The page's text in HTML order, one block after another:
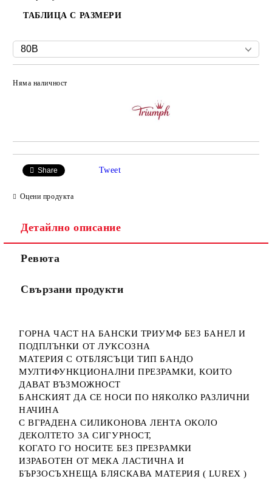
ТАБЛИЦА С РАЗМЕРИ
Няма наличност
Share Tweet
Оцени продукта
Детайлно описание
Ревюта
Свързани продукти
ГОРНА ЧАСТ НА БАНСКИ ТРИУМФ БЕЗ БАНЕЛ И
ПОДПЛЪНКИ ОТ ЛУКСОЗНА
МАТЕРИЯ С ОТБЛЯСЪЦИ ТИП БАНДО
МУЛТИФУНКЦИОНАЛНИ ПРЕЗРАМКИ, КОИТО
ДАВАТ ВЪЗМОЖНОСТ
БАНСКИЯТ ДА СЕ НОСИ ПО НЯКОЛКО РАЗЛИЧНИ
НАЧИНА
С ВГРАДЕНА СИЛИКОНОВА ЛЕНТА ОКОЛО
ДЕКОЛТЕТО ЗА СИГУРНОСТ,
КОГАТО ГО НОСИТЕ БЕЗ ПРЕЗРАМКИ
ИЗРАБОТЕН ОТ МЕКА ЛАСТИЧНА И
БЪРЗОСЪХНЕЩА БЛЯСКАВА МАТЕРИЯ ( LUREX )